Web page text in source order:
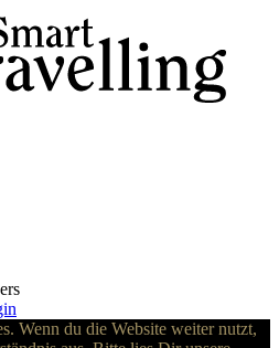
Wenn du die Website weiter nutzt,